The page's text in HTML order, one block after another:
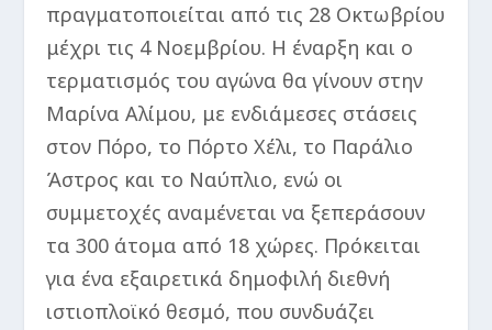
πραγματοποιείται από τις 28 Οκτωβρίου
μέχρι τις 4 Νοεμβρίου. Η έναρξη και ο
τερματισμός του αγώνα θα γίνουν στην
Μαρίνα Αλίμου, με ενδιάμεσες στάσεις
στον Πόρο, το Πόρτο Χέλι, το Παράλιο
Άστρος και το Ναύπλιο, ενώ οι
συμμετοχές αναμένεται να ξεπεράσουν
τα 300 άτομα από 18 χώρες. Πρόκειται
για ένα εξαιρετικά δημοφιλή διεθνή
ιστιοπλοϊκό θεσμό, που συνδυάζει